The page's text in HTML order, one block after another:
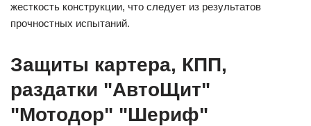
жесткость конструкции, что следует из результатов
прочностных испытаний.
Защиты картера, КПП,
раздатки "АвтоЩит"
"Мотодор" "Шериф"